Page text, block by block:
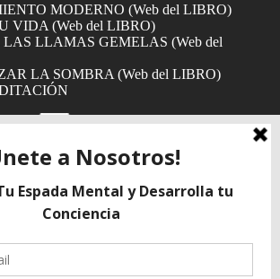
MODERNO (Web del LIBRO)
VIDA (Web del LIBRO)
LLAMAS GEMELAS (Web del
LA SOMBRA (Web del LIBRO)